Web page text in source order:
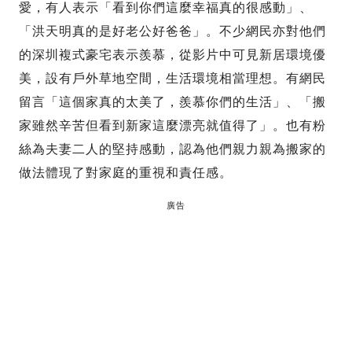
愛，有人表示「看到你們這麼幸福真的很感動」、
「洪天明真的是好老公好爸爸」。不少網民亦對他們
的深圳複式豪宅表示羨慕，從影片中可見新居環境優
美，設有戶外草地空間，生活環境相當理想。有網民
留言「這個家真的太美了，羨慕你們的生活」、「搬
家雖然辛苦但看到新家這麼漂亮就值得了」。也有粉
絲為夫妻二人的堅持感動，認為他們親力親為搬家的
做法體現了對家庭的重視和責任感。
廣告